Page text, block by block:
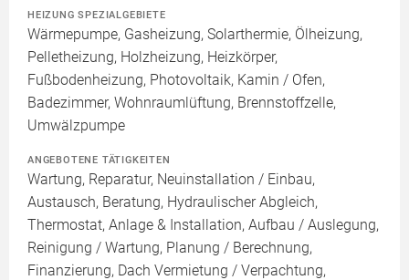
HEIZUNG SPEZIALGEBIETE
Wärmepumpe, Gasheizung, Solarthermie, Ölheizung,
Pelletheizung, Holzheizung, Heizkörper,
Fußbodenheizung, Photovoltaik, Kamin / Ofen,
Badezimmer, Wohnraumlüftung, Brennstoffzelle,
Umwälzpumpe
ANGEBOTENE TÄTIGKEITEN
Wartung, Reparatur, Neuinstallation / Einbau,
Austausch, Beratung, Hydraulischer Abgleich,
Thermostat, Anlage & Installation, Aufbau / Auslegung,
Reinigung / Wartung, Planung / Berechnung,
Finanzierung, Dach Vermietung / Verpachtung,